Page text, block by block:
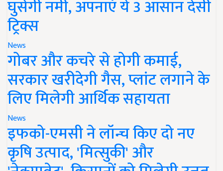
घुसेगी नमी, अपनाएं ये 3 आसान देसी
ट्रिक्स
News
गोबर और कचरे से होगी कमाई,
सरकार खरीदेगी गैस, प्लांट लगाने के
लिए मिलेगी आर्थिक सहायता
News
इफको-एमसी ने लॉन्च किए दो नए
कृषि उत्पाद, 'मित्सुकी' और